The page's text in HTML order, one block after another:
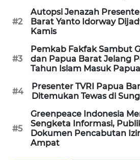
#2
Autopsi Jenazah
Barat Yanto Idorway
Kamis
#3
Pemkab Fakfak Sambut
dan Papua Barat Jelang
Tahun Islam Masuk Papua
#4
Presenter TVRI Papua
Ditemukan Tewas di
#5
Greenpeace Indonesia
Sengketa Informasi,
Dokumen Pencabutan
Ampat
METRO
JAKARTA
NEWS
KRT
NEWS
KARING
NEWS
JURNAL
MARITIM